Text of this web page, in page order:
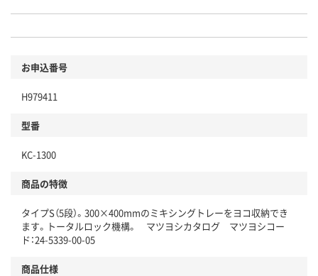
お申込番号
H979411
型番
KC-1300
商品の特徴
タイプS（5段）。300×400mmのミキシングトレーをヨコ収納でき
ます。トータルロック機構。 マツヨシカタログ マツヨシコー
ド：24-5339-00-05
商品仕様